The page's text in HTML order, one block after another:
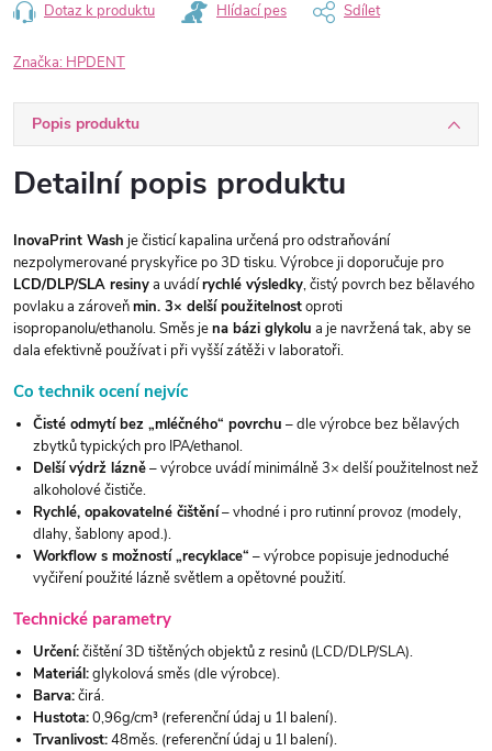
Dotaz k produktu Hlídací pes Sdílet
Značka: HPDENT
Popis produktu
Detailní popis produktu
InovaPrint Wash je čisticí kapalina určená pro odstraňování
nezpolymerované pryskyřice po 3D tisku. Výrobce ji doporučuje pro
LCD/DLP/SLA resinya uvádírychlé výsledky, čistý povrch bez bělavého
povlaku a zároveňmin. 3× delší použitelnostoproti
isopropanolu/ethanolu. Směs jena bázi glykolu a je navržená tak, aby se
dala efektivně používat i při vyšší zátěži v laboratoři.
Co technik ocení nejvíc
Čisté odmytí bez „mléčného“ povrchu – dle výrobce bez bělavých
zbytků typických pro IPA/ethanol.
Delší výdrž lázně– výrobce uvádí minimálně 3× delší použitelnost než
alkoholové čističe.
Rychlé, opakovatelné čištění– vhodné i pro rutinní provoz (modely,
dlahy, šablony apod.).
Workflow s možností „recyklace“ – výrobce popisuje jednoduché
vyčiření použité lázně světlem a opětovné použití.
Technické parametry
Určení:čištění 3D tištěných objektů z resinů (LCD/DLP/SLA).
Materiál:glykolová směs (dle výrobce).
Barva:čirá.
Hustota:0,96g/cm³ (referenční údaj u 1l balení).
Trvanlivost:48měs. (referenční údaj u 1l balení).